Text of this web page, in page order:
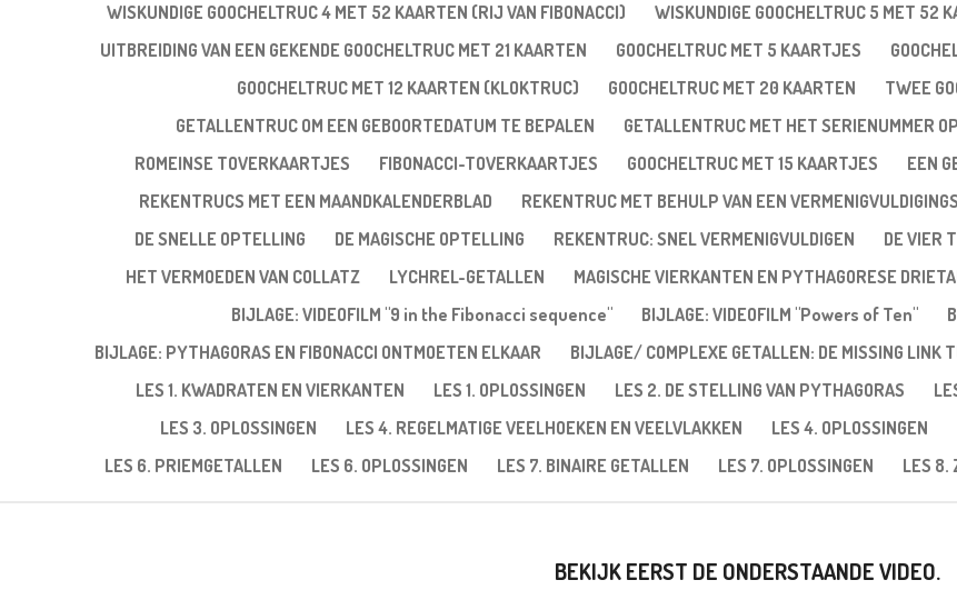
WISKUNDIGE GOOCHELTRUC 4 MET 52 KAARTEN (RIJ VAN FIBONACCI)
WISKUNDIGE GOOCHELTRUC 5 MET 52
UITBREIDING VAN EEN GEKENDE GOOCHELTRUC MET 21 KAARTEN
GOOCHELTRUC MET 5 KAARTJES
GOOCHELTRUC MET 12 KAARTEN (KLOKTRUC)
GOOCHELTRUC MET 20 KAARTEN
TWEE
GETALLENTRUC OM EEN GEBOORTEDATUM TE BEPALEN
GETALLENTRUC MET HET SERIENUMMER
ROMEINSE TOVERKAARTJES
FIBONACCI-TOVERKAARTJES GOOCHELTRUC MET 15 KAARTJES
EEN
REKENTRUCS MET EEN MAANDKALENDERBLAD
REKENTRUC MET BEHULP VAN EEN
DE SNELLE OPTELLING
DE MAGISCHE OPTELLING REKENTRUC: SNEL VERMENIGVULDIGEN DE VIER
HET VERMOEDEN VAN COLLATZ
LYCHREL-GETALLEN MAGISCHE VIERKANTEN EN PYTHAGORESE
BIJLAGE: VIDEOFILM "9 in the Fibonacci sequence"
BIJLAGE: VIDEOFILM "Powers of Ten"
BIJLAGE: PYTHAGORAS EN FIBONACCI ONTMOETEN ELKAAR
BIJLAGE/ COMPLEXE GETALLEN: DE MISSING LINK
LES 1. KWADRATEN EN VIERKANTEN
LES 1. OPLOSSINGEN LES 2. DE STELLING VAN PYTHAGORAS
LES 3. OPLOSSINGEN
LES 4. REGELMATIGE VEELHOEKEN EN VEELVLAKKEN LES 4. OPLOSSINGEN
LES 6. PRIEMGETALLEN
LES 6. OPLOSSINGEN LES 7. BINAIRE GETALLEN LES 7. OPLOSSINGEN LES 8.
BEKIJK EERST DE ONDERSTAANDE VIDEO.